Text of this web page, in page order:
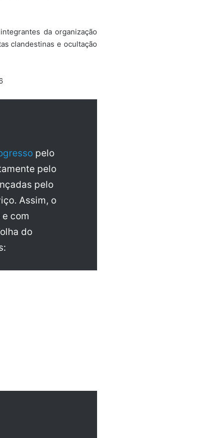
da organização
clandestinas e ocultação
pelo
pelo
pelo
Assim, o
com
do